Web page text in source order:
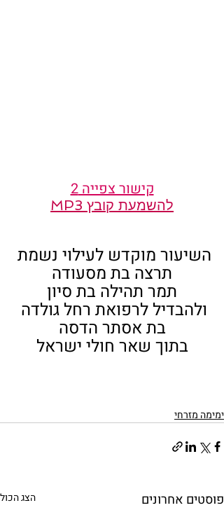
קישור צפייה 2
להשמעת קובץ MP3
השיעור מוקדש לעילוי נשמת
תרצה בת מסעודה
תמר תהילה בת סיון
ולהבדיל לרפואת רחל גולדה
בת אסתר הדסה
בתוך שאר חולי ישראל
ימימה מזרחי
פוסטים אחרונים הצג הכול